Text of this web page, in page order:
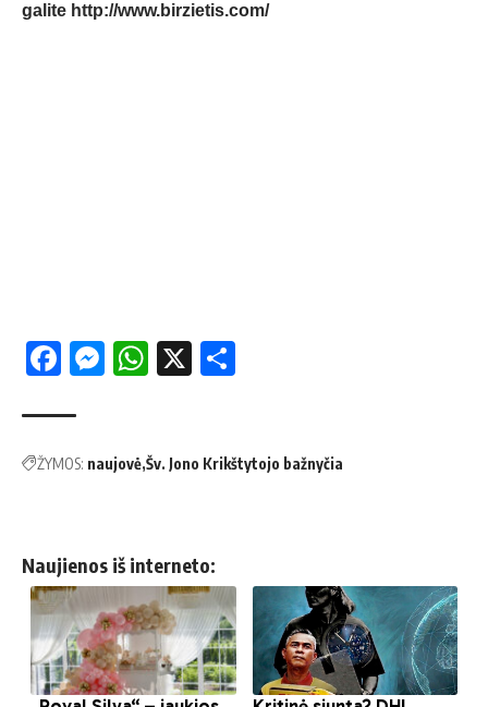
galite http://www.birzietis.com/
Facebook
Messenger
WhatsApp
X
ŽYMOS: naujovė Šv. Jono Krikštytojo bažnyčia
Naujienos iš interneto: